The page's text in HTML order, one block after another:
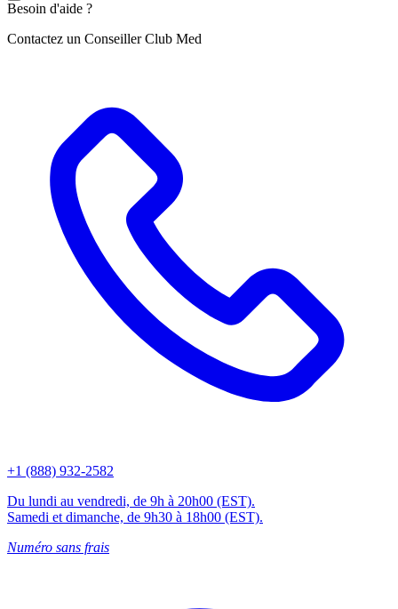
Besoin d'aide ?
Contactez un Conseiller Club Med
+1 (888) 932-2582
Du lundi au vendredi, de 9h à 20h00 (EST).
Samedi et dimanche, de 9h30 à 18h00 (EST).
Numéro sans frais